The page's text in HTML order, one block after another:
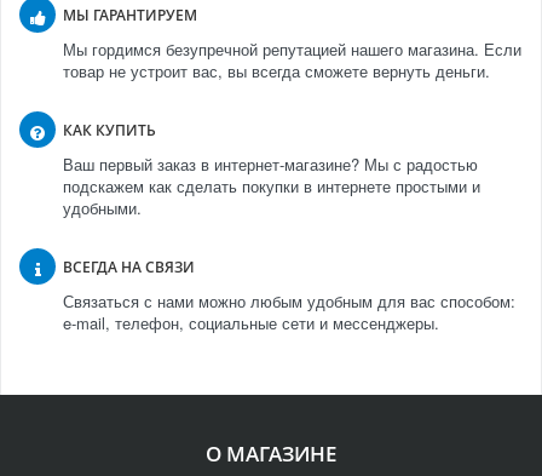
МЫ ГАРАНТИРУЕМ
Мы гордимся безупречной репутацией нашего магазина. Если
товар не устроит вас, вы всегда сможете вернуть деньги.
КАК КУПИТЬ
Ваш первый заказ в интернет-магазине? Мы с радостью
подскажем как сделать покупки в интернете простыми и
удобными.
ВСЕГДА НА СВЯЗИ
Связаться с нами можно любым удобным для вас способом:
e-mail, телефон, социальные сети и мессенджеры.
О МАГАЗИНЕ